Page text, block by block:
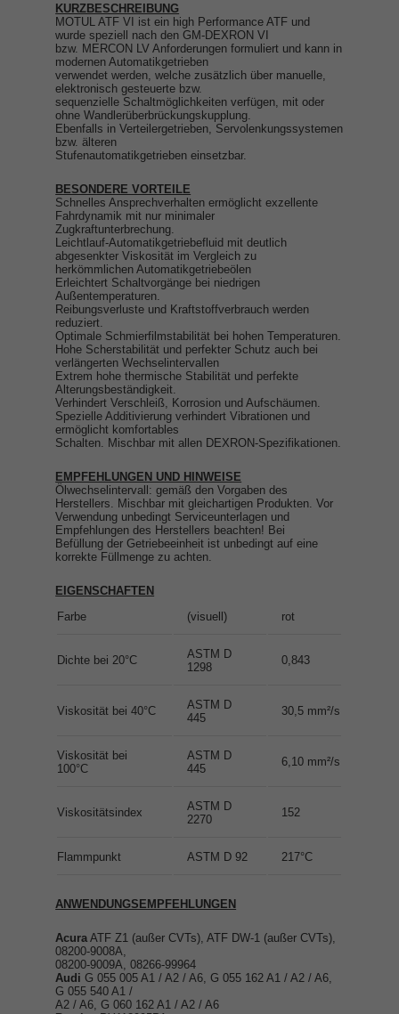
KURZBESCHREIBUNG
MOTUL ATF VI ist ein high Performance ATF und
wurde speziell nach den GM-DEXRON VI
bzw. MERCON LV Anforderungen formuliert und kann in
modernen Automatikgetrieben
verwendet werden, welche zusätzlich über manuelle,
elektronisch gesteuerte bzw.
sequenzielle Schaltmöglichkeiten verfügen, mit oder
ohne Wandlerüberbrückungskupplung.
Ebenfalls in Verteilergetrieben, Servolenkungssystemen
bzw. älteren
Stufenautomatikgetrieben einsetzbar.
BESONDERE VORTEILE
Schnelles Ansprechverhalten ermöglicht exzellente
Fahrdynamik mit nur minimaler
Zugkraftunterbrechung.
Leichtlauf-Automatikgetriebefluid mit deutlich
abgesenkter Viskosität im Vergleich zu
herkömmlichen Automatikgetriebeölen
Erleichtert Schaltvorgänge bei niedrigen
Außentemperaturen.
Reibungsverluste und Kraftstoffverbrauch werden
reduziert.
Optimale Schmierfilmstabilität bei hohen Temperaturen.
Hohe Scherstabilität und perfekter Schutz auch bei
verlängerten Wechselintervallen
Extrem hohe thermische Stabilität und perfekte
Alterungsbeständigkeit.
Verhindert Verschleiß, Korrosion und Aufschäumen.
Spezielle Additivierung verhindert Vibrationen und
ermöglicht komfortables
Schalten. Mischbar mit allen DEXRON-Spezifikationen.
EMPFEHLUNGEN UND HINWEISE
Ölwechselintervall: gemäß den Vorgaben des
Herstellers. Mischbar mit gleichartigen Produkten. Vor
Verwendung unbedingt Serviceunterlagen und
Empfehlungen des Herstellers beachten! Bei
Befüllung der Getriebeeinheit ist unbedingt auf eine
korrekte Füllmenge zu achten.
EIGENSCHAFTEN
Farbe
(visuell) rot
Dichte bei 20°C
ASTM D
1298
0,843
Viskosität bei 40°C
ASTM D
445
30,5 mm²/s
Viskosität bei
100°C
ASTM D
445
6,10 mm²/s
Viskositätsindex
ASTM D
2270
152
Flammpunkt ASTM D 92 217°C
ANWENDUNGSEMPFEHLUNGEN
Acura ATF Z1 (außer CVTs), ATF DW-1 (außer CVTs),
08200-9008A,
08200-9009A, 08266-99964
Audi G 055 005 A1 / A2 / A6, G 055 162 A1 / A2 / A6,
G 055 540 A1 /
A2 / A6, G 060 162 A1 / A2 / A6